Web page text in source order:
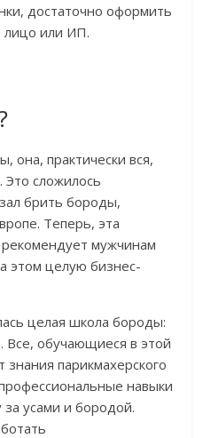
достаточно оформить
лицо или ИП.
она, практически вся,
Это сложилось
брить бороды,
Теперь, эта
рекомендует мужчинам
этом целую бизнес-
целая школа бороды:
. Все, обучающиеся в этой
парикмахерского
навыки
усами и бородой.